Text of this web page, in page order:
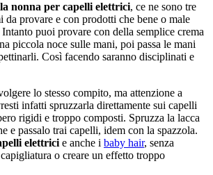
nonna per capelli elettrici, ce ne sono tre
da provare e con prodotti che bene o male
puoi provare con della semplice crema
piccola noce sulle mani, poi passa le mani
Così facendo saranno disciplinati e
lo stesso compito, ma attenzione a
infatti spruzzarla direttamente sui capelli
rigidi e troppo composti. Spruzza la lacca
e passalo trai capelli, idem con la spazzola.
elettrici e anche i baby hair, senza
o creare un effetto troppo